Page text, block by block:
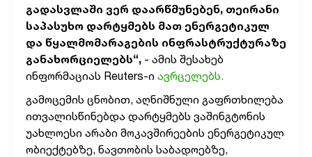
გადასვლაში ვერ დაარწმუნებენ, თეირანი
საპასუხო დარტყმებს მათ ენერგეტიკულ
და წყალმომარაგების ინფრასტრუქტურაზე
განახორციელებს“, - ამის შესახებ
ინფორმაციას Reuters-ი ავრცელებს.
გამოცემის ცნობით, აღნიშნული გაფრთხილება
ითვალისწინებდა დარტყმებს ვაშინგტონის
უახლოესი არაბი მოკავშირეების ენერგეტიკულ
ობიექტებზე, ნავთობის საბადოებზე,